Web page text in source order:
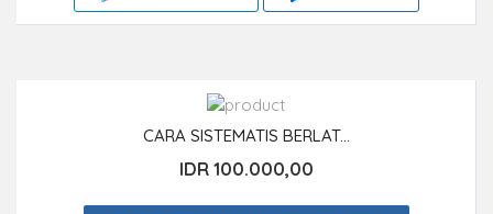
CARA SISTEMATIS BERLAT...
IDR 100.000,00